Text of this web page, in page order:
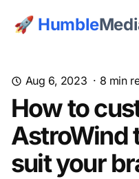
🚀 Humble
Aug 6, 2023 · 8 min
How to
AstroWind
suit your